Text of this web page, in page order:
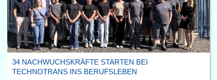
34 NACHWUCHSKRÄFTE STARTEN BEI
TECHNOTRANS INS BERUFSLEBEN